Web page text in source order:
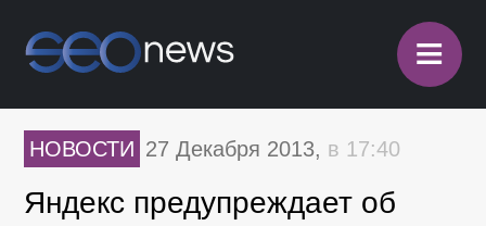
≡
НОВОСТИ 27 Декабря 2013, в 17:40
Яндекс предупреждает об